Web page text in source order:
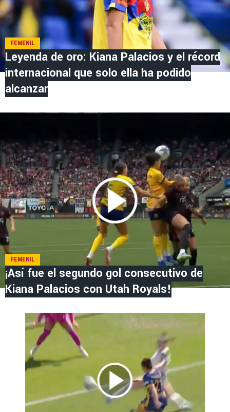
FEMENIL
Leyenda de oro: Kiana Palacios y el récord
internacional que solo ella ha podido
alcanzar
FEMENIL
¡Así fue el segundo gol consecutivo de
Kiana Palacios con Utah Royals!